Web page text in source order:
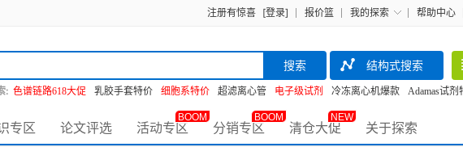
注册有惊喜 [登录] 报价篮 我的探索 帮助中心
搜索 结构式搜索
: 色谱链路618大促 乳胶手套特价 细胞系特价 超滤离心管 电子级试剂 冷冻离心机爆款 Adamas试剂
专区 论文评选 活动专区
BOOM
分销专区
BOOM
清仓大促
NEW
关于探索